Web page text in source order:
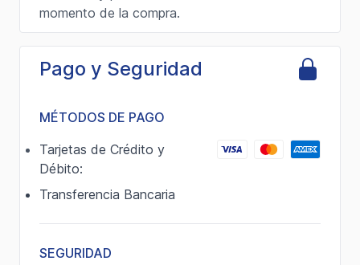
momento de la compra.
Pago y Seguridad
MÉTODOS DE PAGO
Tarjetas de Crédito y
Débito:
Transferencia Bancaria
SEGURIDAD